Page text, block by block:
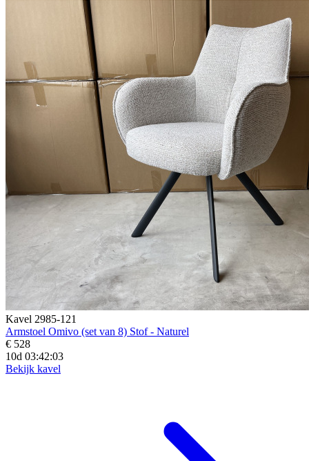
Kavel 2985-121
Armstoel Omivo (set van 8) Stof - Naturel
€ 528
10d 03:42:01
Bekijk kavel